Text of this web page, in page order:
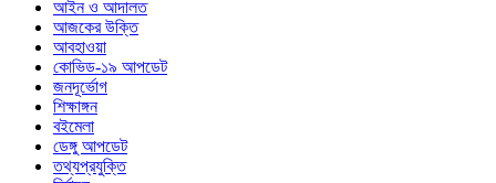
আইন ও আদালত
আজকের উক্তি
আবহাওয়া
কোভিড-১৯ আপডেট
জনদূর্ভোগ
শিক্ষাঙ্গন
বইমেলা
ডেঙ্গু আপডেট
তথ্যপ্রযুক্তি